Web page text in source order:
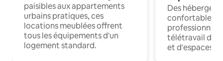
paisibles aux appartements
urbains pratiques, ces
locations meublées offrent
tous les équipements d'un
logement standard.
Des
confortables
professionnels
télétravail
et d'espaces